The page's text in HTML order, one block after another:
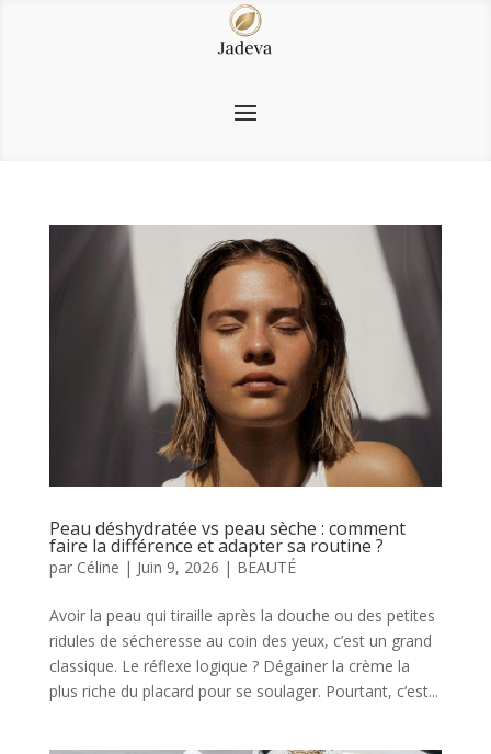
Peau déshydratée vs peau sèche : comment
faire la différence et adapter sa routine ?
par Céline | Juin 9, 2026 | BEAUTÉ
Avoir la peau qui tiraille après la douche ou des petites
ridules de sécheresse au coin des yeux, c’est un grand
classique. Le réflexe logique ? Dégainer la crème la
plus riche du placard pour se soulager. Pourtant, c’est...